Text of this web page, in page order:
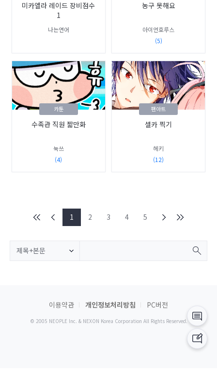
미카엘라 레이드 장비점수
1
나는연어
농구 못해요
아이언호루스
(5)
수족관 직원 짧만화
눅쓰
(4)
카툰
셀카 찍기
헤키
(12)
팬아트
1 2 3 4 5
제목+본문
이용약관 개인정보처리방침 PC버전
© 2005 NEOPLE Inc. & NEXON Korea Corporation All Rights Reserved.